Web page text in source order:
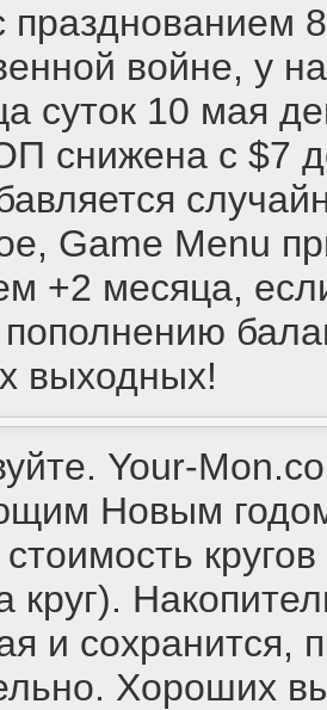
празднованием
войне, у
суток 10 мая
снижена с $7
Game Menu
+2 месяца,
выходных!
Your-
Новым
круг).
и сохранится,
Хороших